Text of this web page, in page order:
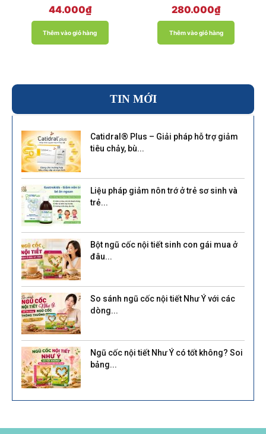
5.00
44.000₫
Thêm vào giỏ hàng
Được xếp
5.00
280.000₫
Thêm vào giỏ hàng
TIN MỚI
Catidral® Plus – Giải pháp hỗ trợ giảm
tiêu chảy, bù...
Liệu pháp giảm nôn trớ ở trẻ sơ sinh và
trẻ...
Bột ngũ cốc nội tiết sinh con gái mua ở
đâu...
So sánh ngũ cốc nội tiết Như Ý với các
dòng...
Ngũ cốc nội tiết Như Ý có tốt không? Soi
bảng...